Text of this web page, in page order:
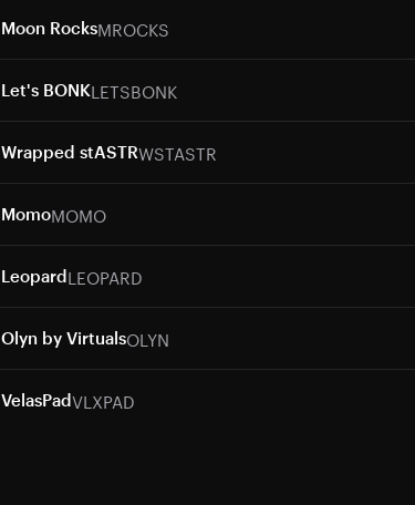
Moon RocksMROCKS
Let's BONKLETSBONK
Wrapped stASTRWSTASTR
MomoMOMO
LeopardLEOPARD
Olyn by VirtualsOLYN
VelasPadVLXPAD